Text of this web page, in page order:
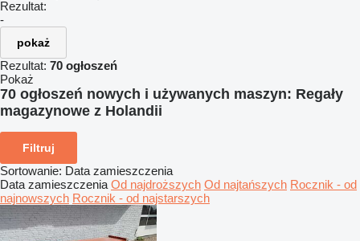
Rezultat:
-
pokaż
Rezultat: 70 ogłoszeń
Pokaż
70 ogłoszeń nowych i używanych maszyn: Regały
magazynowe z Holandii
Filtruj
Sortowanie: Data zamieszczenia
Data zamieszczenia Od najdroższych Od najtańszych Rocznik - od
najnowszych Rocznik - od najstarszych